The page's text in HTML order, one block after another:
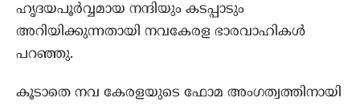
ഹൃദയപൂര്‍വ്വമായ നന്ദിയും കടപ്പാടും
അറിയിക്കുന്നതായി നവകേരള ഭാരവാഹികള്‍
പറഞ്ഞു.
കൂടാതെ നവ കേരളയുടെ ഫോമ അംഗത്വത്തിനായി